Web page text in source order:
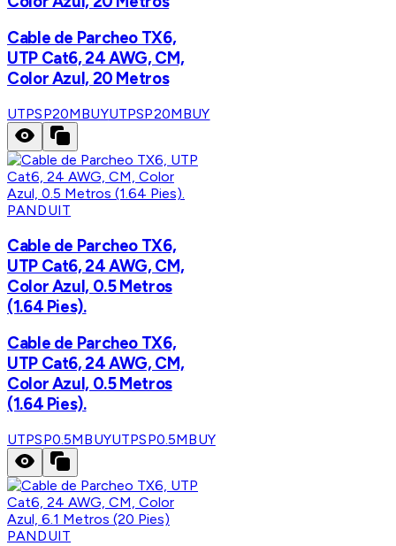
Cable de Parcheo TX6,
UTP Cat6, 24 AWG, CM,
Color Azul, 20 Metros
UTPSP20MBUYUTPSP20MBUY
PANDUIT
Cable de Parcheo TX6,
UTP Cat6, 24 AWG, CM,
Color Azul, 0.5 Metros
(1.64 Pies).
Cable de Parcheo TX6,
UTP Cat6, 24 AWG, CM,
Color Azul, 0.5 Metros
(1.64 Pies).
UTPSP0.5MBUYUTPSP0.5MBUY
PANDUIT